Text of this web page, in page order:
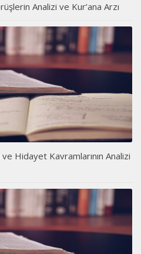
Analizi ve Kur’ana Arzı
Hidayet Kavramlarının Analizi